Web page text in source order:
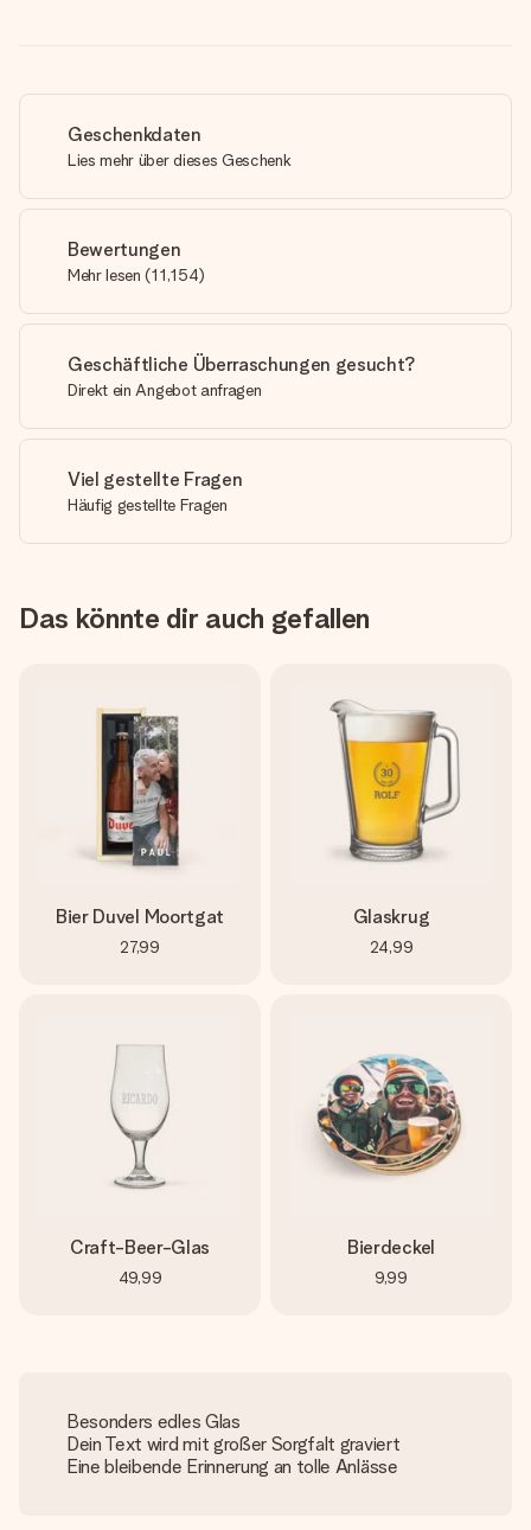
Geschenkdaten
Lies mehr über dieses Geschenk
Bewertungen
Mehr lesen (11,154)
Geschäftliche Überraschungen gesucht?
Direkt ein Angebot anfragen
Viel gestellte Fragen
Häufig gestellte Fragen
Das könnte dir auch gefallen
Bier Duvel Moortgat
27,99
Glaskrug
24,99
Craft-Beer-Glas
49,99
Bierdeckel
9,99
Besonders edles Glas
Dein Text wird mit großer Sorgfalt graviert
Eine bleibende Erinnerung an tolle Anlässe